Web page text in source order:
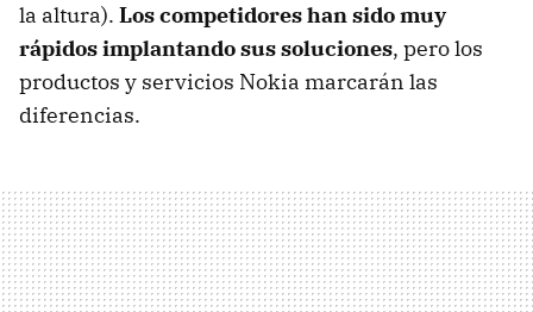
la altura). Los competidores han sido muy
rápidos implantando sus soluciones, pero los
productos y servicios Nokia marcarán las
diferencias.